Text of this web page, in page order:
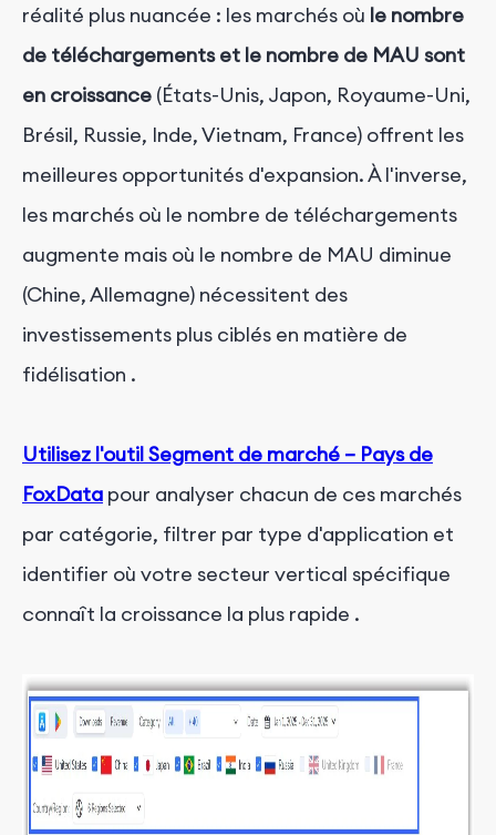
réalité plus nuancée : les marchés où le nombre
de téléchargements et le nombre de MAU sont
en croissance (États-Unis, Japon, Royaume-Uni,
Brésil, Russie, Inde, Vietnam, France) offrent les
meilleures opportunités d'expansion. À l'inverse,
les marchés où le nombre de téléchargements
augmente mais où le nombre de MAU diminue
(Chine, Allemagne) nécessitent des
investissements plus ciblés en matière de
fidélisation .
Utilisez l'outil Segment de marché – Pays de
FoxData pour analyser chacun de ces marchés
par catégorie, filtrer par type d'application et
identifier où votre secteur vertical spécifique
connaît la croissance la plus rapide .